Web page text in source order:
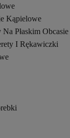
Kąpielowe
Płaskim Obcasie
I Rękawiczki